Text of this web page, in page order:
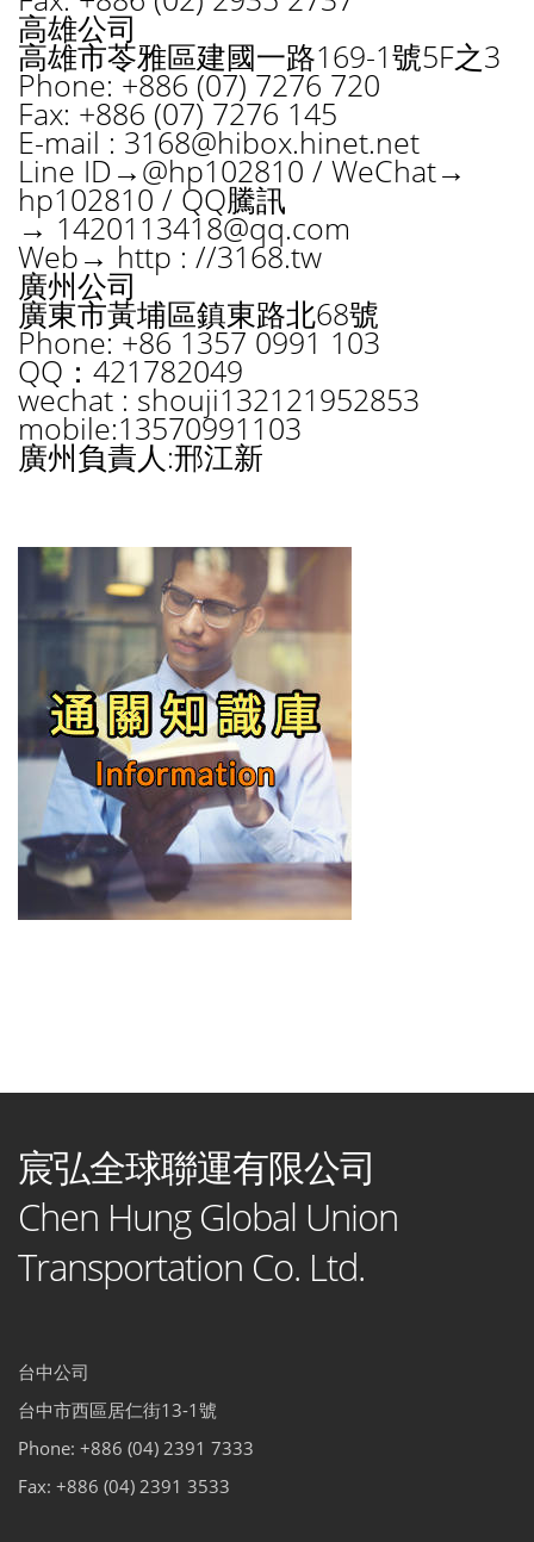
高雄公司
高雄市苓雅區建國一路169-1號5F之3
Phone: +886 (07) 7276 720
Fax: +886 (07) 7276 145
E-mail : 3168@hibox.hinet.net
Line ID→@hp102810 / WeChat→
hp102810 / QQ騰訊
→ 1420113418@qq.com
Web→ http : //3168.tw
廣州公司
廣東市黃埔區鎮東路北68號
Phone: +86 1357 0991 103
QQ：421782049
wechat : shouji132121952853
mobile:13570991103
廣州負責人:邢江新
宸弘全球聯運有限公司
Chen Hung Global Union
Transportation Co. Ltd.
台中公司
台中市西區居仁街13-1號
Phone: +886 (04) 2391 7333
Fax: +886 (04) 2391 3533